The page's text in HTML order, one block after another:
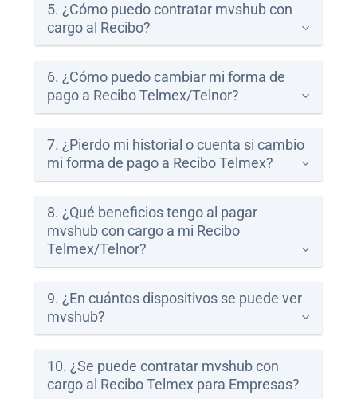
Ayuda
Atención
Telmex
Sitios
5. ¿Cómo puedo contratar mvshub con
cargo al Recibo?
6. ¿Cómo puedo cambiar mi forma de
pago a Recibo Telmex/Telnor?
7. ¿Pierdo mi historial o cuenta si cambio
mi forma de pago a Recibo Telmex?
8. ¿Qué beneficios tengo al pagar
mvshub con cargo a mi Recibo
Telmex/Telnor?
9. ¿En cuántos dispositivos se puede ver
mvshub?
10. ¿Se puede contratar mvshub con
cargo al Recibo Telmex para Empresas?